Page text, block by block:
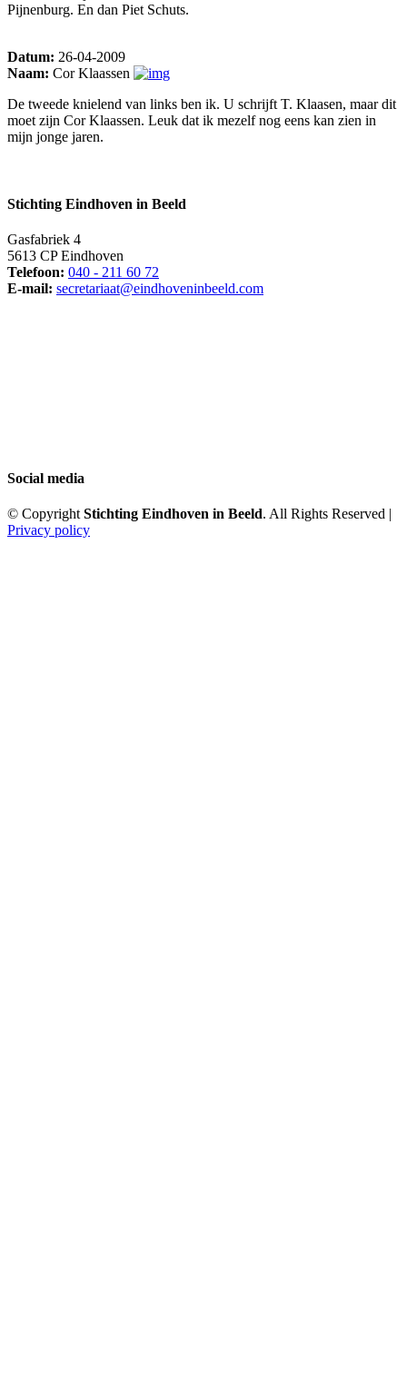
Pijnenburg. En dan Piet Schuts.
Datum: 26-04-2009
Naam: Cor Klaassen
De tweede knielend van links ben ik. U schrijft T. Klaasen, maar dit
moet zijn Cor Klaassen. Leuk dat ik mezelf nog eens kan zien in
mijn jonge jaren.
Stichting Eindhoven in Beeld
Gasfabriek 4
5613 CP Eindhoven
Telefoon: 040 - 211 60 72
E-mail: secretariaat@eindhoveninbeeld.com
Social media
© CopyrightStichting Eindhoven in Beeld. All Rights Reserved |
Privacy policy